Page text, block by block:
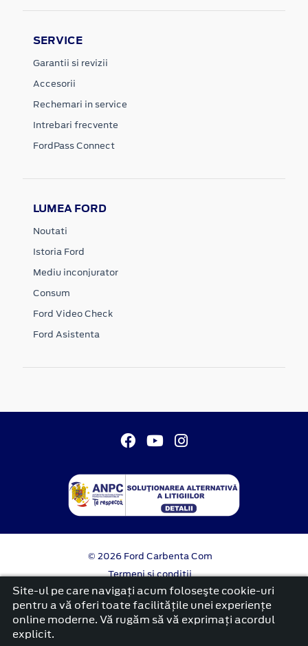
SERVICE
Garantii si revizii
Accesorii
Rechemari in service
Intrebari frecvente
FordPass Connect
LUMEA FORD
Noutati
Istoria Ford
Mediu inconjurator
Consum
Ford Video Check
Ford Asistenta
© 2026 Ford Carbenta Com
Termeni si conditii
Confidentialitate
Politica cookies
platformă dezvoltată de Workleto
Site-ul pe care navigați acum foloseşte cookie-uri
pentru a vă oferi toate facilitățile unei experiențe
online moderne. Vă rugăm să vă exprimați acordul
explicit.